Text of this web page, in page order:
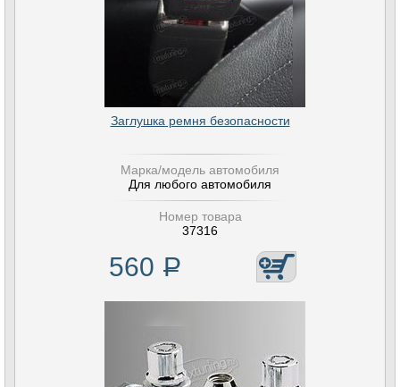
Заглушка ремня безопасности
Марка/модель автомобиля
Для любого автомобиля
Номер товара
37316
560 Р